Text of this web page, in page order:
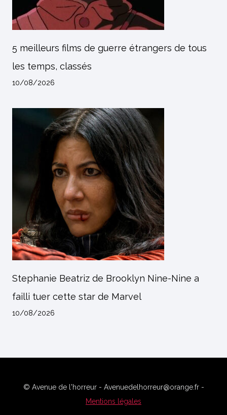
5 meilleurs films de guerre étrangers de tous
les temps, classés
10/08/2026
Stephanie Beatriz de Brooklyn Nine-Nine a
failli tuer cette star de Marvel
10/08/2026
© Avenue de l'horreur - Avenuedelhorreur@orange.fr -
Mentions légales